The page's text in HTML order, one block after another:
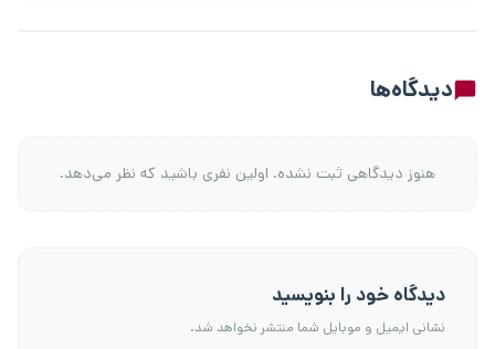
دیدگاه‌ها
هنوز دیدگاهی ثبت نشده. اولین نفری باشید که نظر می‌دهد.
دیدگاه خود را بنویسید
نشانی ایمیل و موبایل شما منتشر نخواهد شد.